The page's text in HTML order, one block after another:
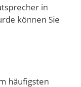
in
können Sie
häufigsten